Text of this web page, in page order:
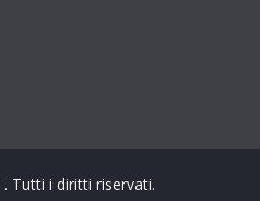
. Tutti i diritti riservati.